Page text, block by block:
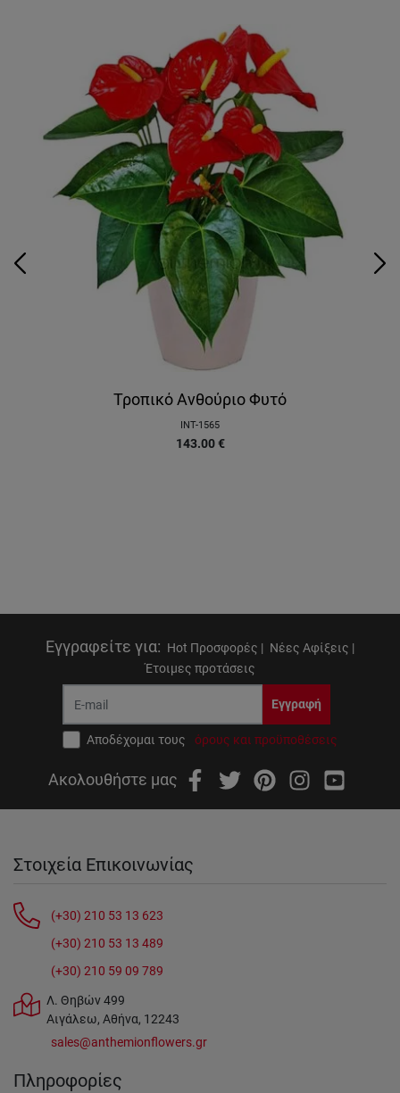
Τροπικό Ανθούριο Φυτό
INT-1565
143.00 €
Εγγραφείτε για: Hot Προσφορές | Νέες Αφίξεις |
Έτοιμες προτάσεις
Εγγραφή
Αποδέχομαι τους όρους και προϋποθέσεις
Ακολουθήστε μας
Στοιχεία Επικοινωνίας
(+30) 210 53 13 623
(+30) 210 53 13 489
(+30) 210 59 09 789
Λ. Θηβών 499
Αιγάλεω, Αθήνα, 12243
sales@anthemionflowers.gr
Πληροφορίες